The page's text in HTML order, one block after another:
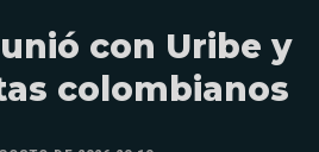
con Uribe y
colombianos